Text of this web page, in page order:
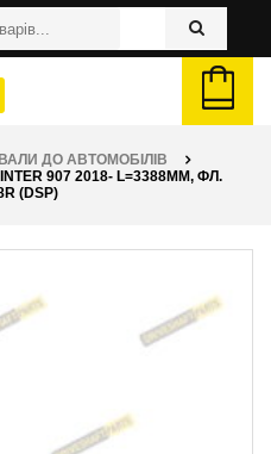
ВАЛИ ДО АВТОМОБІЛІВ
907 2018- L=3388ММ, ФЛ.
(DSP)